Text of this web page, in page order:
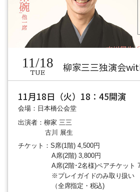
11/18
TUE 柳家三三独演会
11月18日（火）18：45開演
会場：日本橋公会堂
出演者：柳家 三三
古川 展生
チケット：S席(1階) 4,500円
A席(2階) 3,800円
A席(2階･2名様)ペアチケット
※プレイガイドのみ取り扱い
（全席指定・税込)